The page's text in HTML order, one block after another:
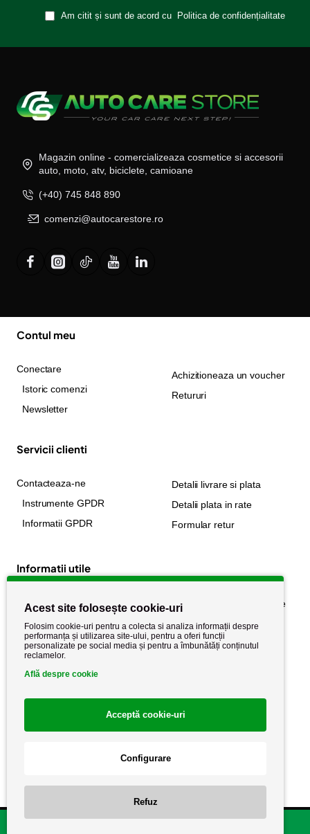
Am citit și sunt de acord cu Politica de confidențialitate
Magazin online - comercializeaza cosmetice si accesorii
auto, moto, atv, biciclete, camioane
(+40) 745 848 890
comenzi@autocarestore.ro
Contul meu
Conectare
Istoric comenzi
Newsletter
Achizitioneaza un voucher
Retururi
Servicii clienti
Contacteaza-ne
Instrumente GPDR
Informatii GPDR
Detalii livrare si plata
Detalii plata in rate
Formular retur
Informatii utile
Despre noi
Stiri si noutati
Politica de cookie
Politica de confidențialitate
Politica de retur
Termeni si conditii
Acest site folosește cookie-uri
Folosim cookie-uri pentru a colecta si analiza informații despre
performanța și utilizarea site-ului, pentru a oferi funcții
personalizate pe social media și pentru a îmbunătăți conținutul
reclamelor.
Află despre cookie
Acceptă cookie-uri
Configurare
Refuz